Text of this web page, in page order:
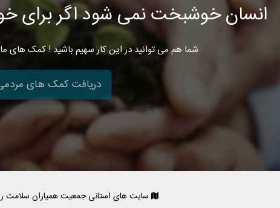
انسان خوشبخت نمی شود اگر برای
شما هم می توانید در این کار سهیم باشید ! کمک های
دریافت کمک های
سایت های استانی جمعیت همیاران سلامت